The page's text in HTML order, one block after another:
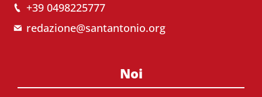
+39 0498225777
redazione@santantonio.org
Noi